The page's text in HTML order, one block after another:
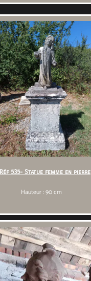
Réf 535- Statue femme en pierre
Hauteur : 90 cm